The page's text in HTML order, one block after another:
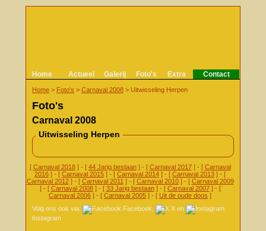
Home Actueel Galerij Foto's Extra Contact
Home > Foto's > Carnaval 2008 > Uitwisseling Herpen
Foto's
Carnaval 2008
Uitwisseling Herpen
[ Carnaval 2018] - [ 44 Jarig bestaan] - [ Carnaval 2017] - [ Carnaval
2016 ] - [ Carnaval 2015 ] - [ Carnaval 2014 ] - [ Carnaval 2013 ] - [
Carnaval 2012] - [ Carnaval 2011 ] - [ Carnaval 2010] - [ Carnaval 2009
] - [ Carnaval 2008] - [ 33 Jarig bestaan] - [ Carnaval 2007] - [
Carnaval 2006 ] - [ Carnaval 2005 ] - [ Uit de oude doos ]
Volg ons ook via:
Facebook X en
Instagram